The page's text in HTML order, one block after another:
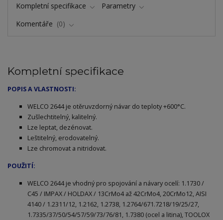
Kompletní specifikace
Parametry
Komentáře
0
Kompletní specifikace
POPIS A VLASTNOSTI:
WELCO 2644 je otěruvzdorný návar do teploty +600°C.
Zušlechtitelný, kalitelný.
Lze leptat, dezénovat.
Leštitelný, erodovatelný.
Lze chromovat a nitridovat.
POUŽITÍ:
WELCO 2644 je vhodný pro spojování a návary ocelí: 1.1730 /
C45 / IMPAX / HOLDAX / 13CrMo4 až 42CrMo4, 20CrMo12, AISI
4140 / 1.2311/12, 1.2162, 1.2738, 1.2764/671.7218/19/25/27,
1.7335/37/50/54/57/59/73/76/81, 1.7380 (ocel a litina), TOOLOX